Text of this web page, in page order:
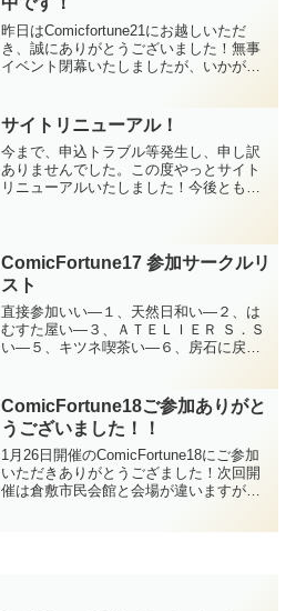
昨日はComicfortune21にお越しいただ
き、誠にありがとうございました！無事
イベント閉幕いたしましたが、いかがだ
回答者募集中デス！それと、次回
ComicFort...
サイトリニューアル！
今まで、申込トラブル等発生し、申し訳
ありませんでした。この度やっとサイト
リニューアルいたしました！今後とも
ComicFortune17 参加サークルリ
スト
直接参加いい―１、天然日和い―２、は
むすた屋い―３、ＡＴＥＬＩＥＲ Ｓ．Ｓ
い―５、キツネ喫茶い―６、房石に戻り
２、感傷同盟ろ―３、毎日ストーリーろ
―４、Ｆｌｉｇｈｔ ｏｆ...
ComicFortune18ご参加ありがと
うございました！！
1月26日開催のComicFortune18にご参加
いただきありがとうござました！次回開
催は倉敷市民会館と会場が違いますが、